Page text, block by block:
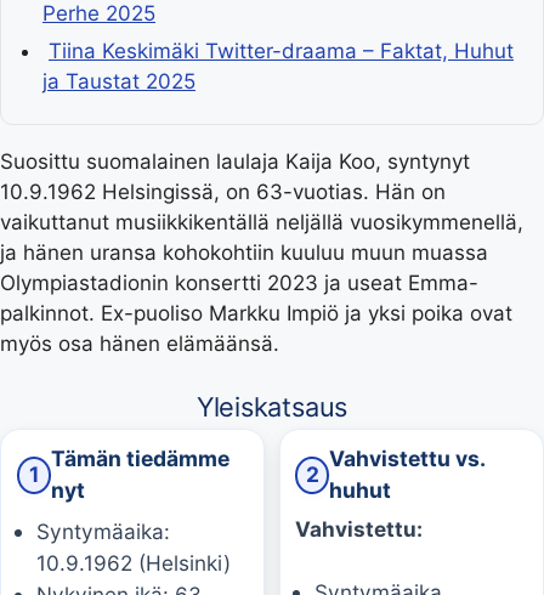
Perhe 2025
Tiina Keskimäki Twitter-draama – Faktat, Huhut
ja Taustat 2025
Suosittu suomalainen laulaja Kaija Koo, syntynyt
10.9.1962 Helsingissä, on 63-vuotias. Hän on
vaikuttanut musiikkikentällä neljällä vuosikymmenellä,
ja hänen uransa kohokohtiin kuuluu muun muassa
Olympiastadionin konsertti 2023 ja useat Emma-
palkinnot. Ex-puoliso Markku Impiö ja yksi poika ovat
myös osa hänen elämäänsä.
Yleiskatsaus
1
Tämän tiedämme
nyt
Syntymäaika:
10.9.1962 (Helsinki)
2
Vahvistettu vs.
huhut
Vahvistettu: